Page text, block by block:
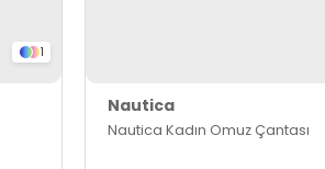
1
Nautica
Nautica Kadın Omuz Çantası